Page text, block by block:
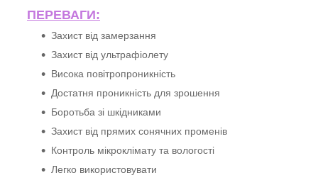
ПЕРЕВАГИ:
Захист від замерзання
Захист від ультрафіолету
Висока повітропроникність
Достатня проникність для зрошення
Боротьба зі шкідниками
Захист від прямих сонячних променів
Контроль мікроклімату та вологості
Легко використовувати